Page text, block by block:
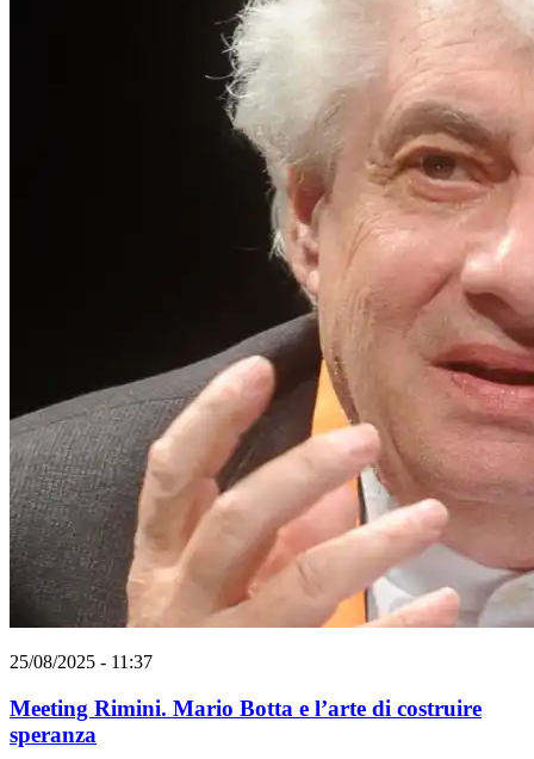
25/08/2025 - 11:37
Meeting Rimini. Mario Botta e l’arte di costruire
speranza